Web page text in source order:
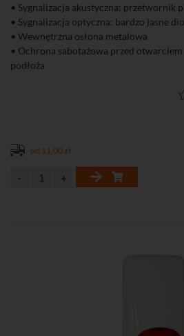
• Sygnalizacja akustyczna: przetwornik
• Sygnalizacja optyczna: bardzo jasne
• Wewnętrzna osłona metalowa
• Ochrona sabotażowa przed
podłoża
od 11,00 zł